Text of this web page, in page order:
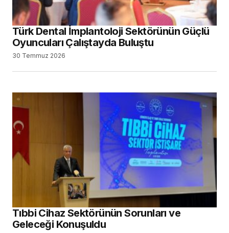
Türk Dental İmplantoloji Sektörünün Güçlü
Oyuncuları Çalıştayda Buluştu
30 Temmuz 2026
Tıbbi Cihaz Sektörünün Sorunları ve
Geleceği Konuşuldu